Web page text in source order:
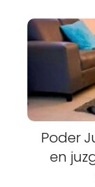
Poder
en